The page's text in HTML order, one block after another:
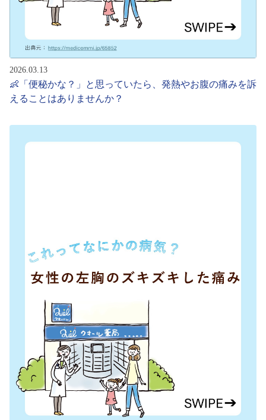
2026.03.13
👶「便秘かな？」と思っていたら、発熱やお腹の痛みを訴
えることはありませんか？